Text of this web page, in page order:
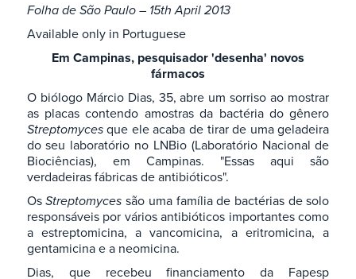
Folha de São Paulo – 15th April 2013
Available only in Portuguese
Em Campinas, pesquisador 'desenha' novos
fármacos
O biólogo Márcio Dias, 35, abre um sorriso ao mostrar
as placas contendo amostras da bactéria do gênero
Streptomycesque ele acaba de tirar de uma geladeira
do seu laboratório no LNBio (Laboratório Nacional de
Biociências), em Campinas. "Essas aqui são
verdadeiras fábricas de antibióticos".
OsStreptomyces são uma família de bactérias de solo
responsáveis por vários antibióticos importantes como
a estreptomicina, a vancomicina, a eritromicina, a
gentamicina e a neomicina.
Dias, que recebeu financiamento da Fapesp